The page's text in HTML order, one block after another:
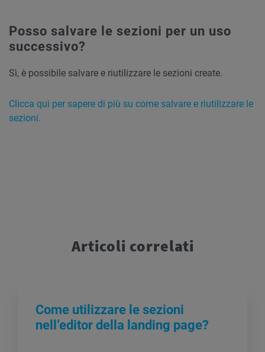
Posso salvare le sezioni per un uso
successivo?
Sì, è possibile salvare e riutilizzare le sezioni create.
Clicca qui per sapere di più su come salvare e riutilizzare le
sezioni.
Articoli correlati
Come utilizzare le sezioni
nell’editor della landing page?